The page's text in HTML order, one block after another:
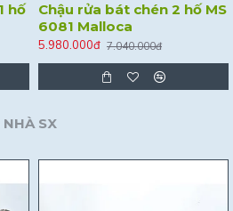
hố
Chậu rửa bát chén 2 hố MS
6081 Malloca
5.980.000đ 7.040.000đ
NHÀ SX